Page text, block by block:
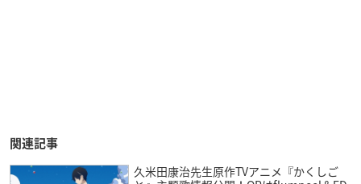
関連記事
久米田康治先生原作TVアニメ『かくしご